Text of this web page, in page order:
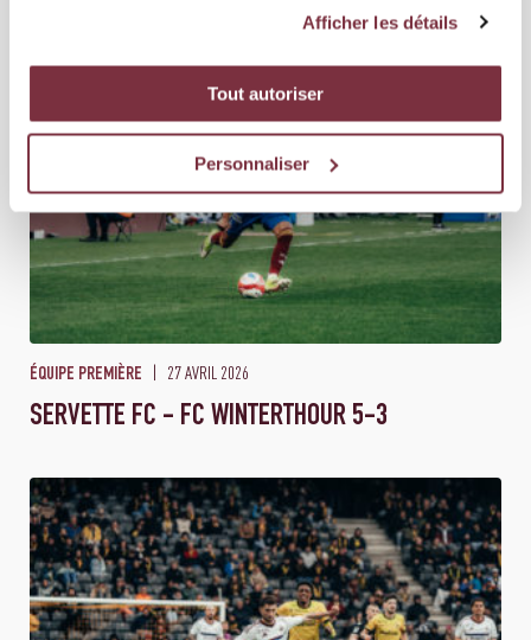
Afficher les détails
Tout autoriser
Personnaliser
ÉQUIPE PREMIÈRE 27 AVRIL 2026
SERVETTE FC - FC WINTERTHOUR 5-3